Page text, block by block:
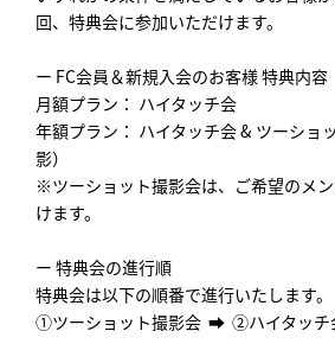
回、特典会に参加いただけます。
ー FC会員＆新規入会のお客様 特典内容
月額プラン： ハイタッチ会
年額プラン： ハイタッチ会 & ツーショ
影）
※ツーショット撮影会は、ご希望のメ
けます。
ー 特典会の進行順
特典会は以下の順番で進行いたします。
①ツーショット撮影会 ➡ ②ハイタッチ